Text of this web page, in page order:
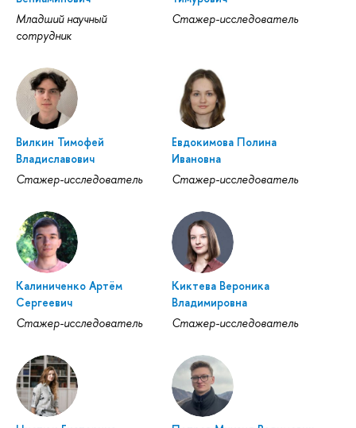
Младший научный
сотрудник
Стажер-исследователь
Вилкин Тимофей
Владиславович
Стажер-исследователь
Евдокимова Полина
Ивановна
Стажер-исследователь
Калиниченко Артём
Сергеевич
Стажер-исследователь
Киктева Вероника
Владимировна
Стажер-исследователь